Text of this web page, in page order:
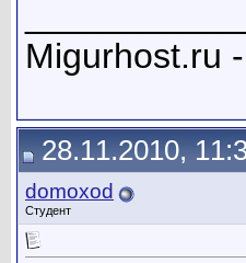
Migurhost.ru
28.11.2010,
domoxod
Студент